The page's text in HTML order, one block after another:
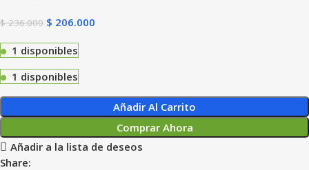
$236.000 $ 206.000
1 disponibles
1 disponibles
Añadir Al Carrito
Comprar Ahora
Añadir a la lista de deseos
Share: